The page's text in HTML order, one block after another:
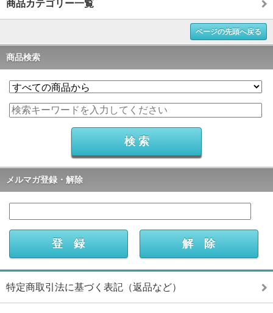
商品カテゴリー一覧
ページの先頭へ戻る
商品検索
メルマガ登録・解除
特定商取引法に基づく表記（返品など）